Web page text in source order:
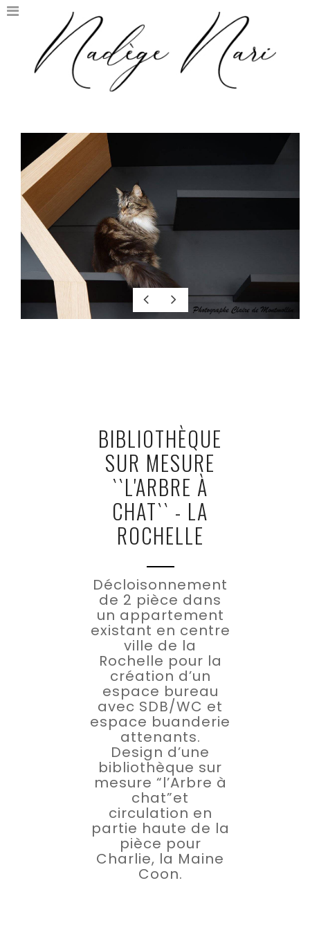
BIBLIOTHÈQUE
SUR MESURE
``L'ARBRE À
CHAT`` - LA
ROCHELLE
Décloisonnement
de 2 pièce dans
un appartement
existant en centre
ville de la
Rochelle pour la
création d’un
espace bureau
avec SDB/WC et
espace buanderie
attenants.
Design d’une
bibliothèque sur
mesure “l’Arbre à
chat”et
circulation en
partie haute de la
pièce pour
Charlie, la Maine
Coon.